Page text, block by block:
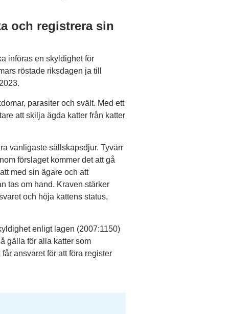
och registrera sin
införas en skyldighet för
röstade riksdagen ja till
parasiter och svält. Med ett
att skilja ägda katter från katter
vanligaste sällskapsdjur. Tyvärr
förslaget kommer det att gå
med sin ägare och att
tas om hand. Kraven stärker
och höja kattens status,
enligt lagen (2007:1150)
gälla för alla katter som
ansvaret för att föra register